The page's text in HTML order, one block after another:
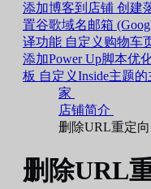
添加博客到店铺 创建
置谷歌域名邮箱
译功能 自定义购物车
添加Power Up脚本优
板 自定义Inside主题
家
店铺简介
删除URL重定向
删除URL